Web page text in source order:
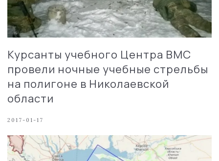
Курсанты учебного Центра ВМС
провели ночные учебные стрельбы
на полигоне в Николаевской
области
2017-01-17